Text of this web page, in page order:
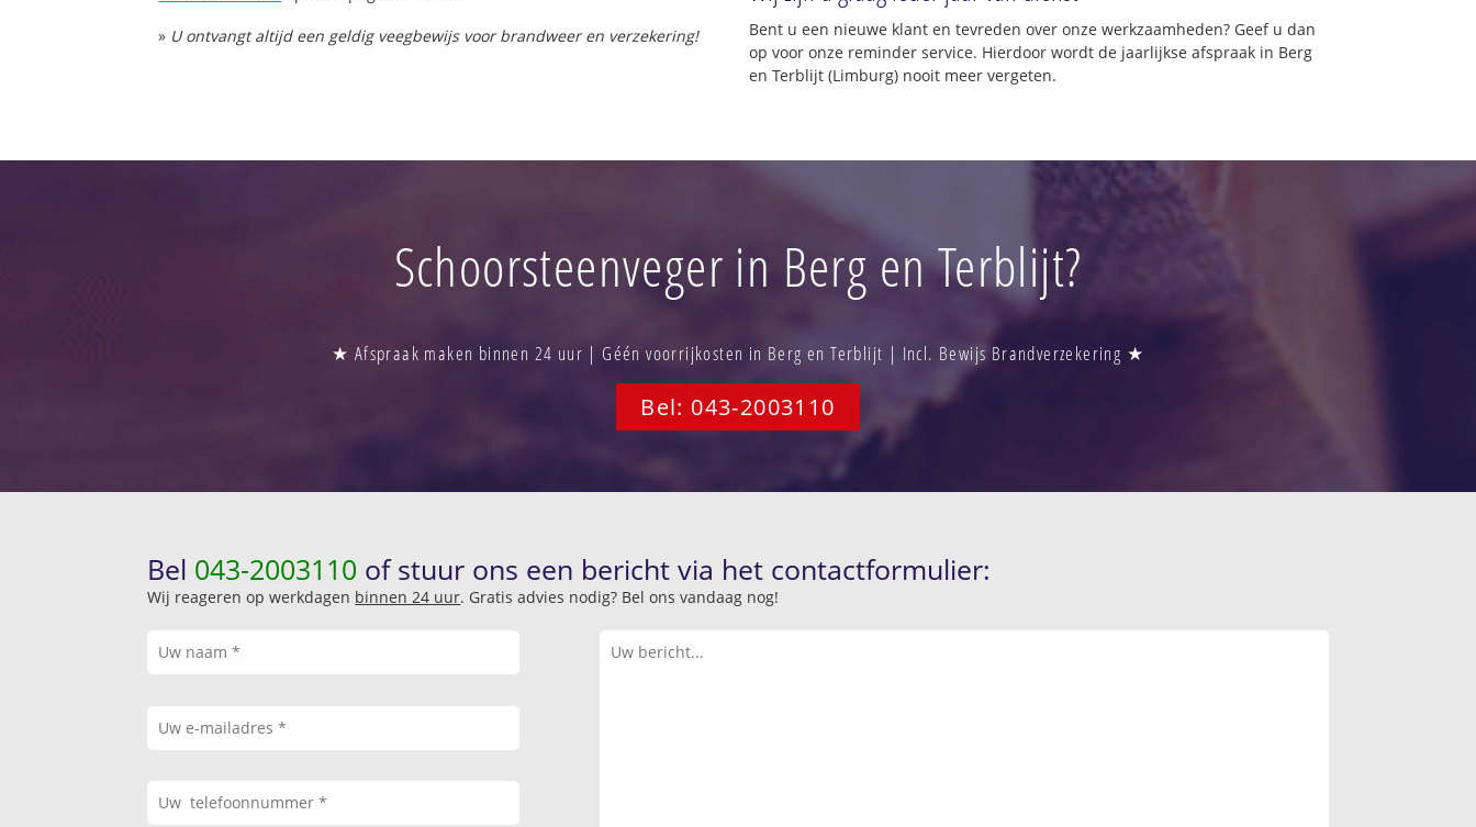
» U ontvangt altijd een geldig veegbewijs voor brandweer en verzekering!
Bent u een nieuwe klant en tevreden over onze werkzaamheden? Geef u dan
op voor onze reminder service. Hierdoor wordt de jaarlijkse afspraak in Berg
en Terblijt (Limburg) nooit meer vergeten.
Schoorsteenveger in Berg en Terblijt?
★ Afspraak maken binnen 24 uur | Géén voorrijkosten in Berg en Terblijt | Incl. Bewijs Brandverzekering ★
Bel: 043-2003110
Bel 043-2003110 of stuur ons een bericht via het contactformulier:
Wij reageren op werkdagen binnen 24 uur. Gratis advies nodig? Bel ons vandaag nog!